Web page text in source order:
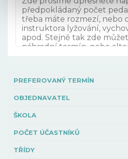
PREFEROVANÝ TERMÍN
OBJEDNAVATEL
ŠKOLA
POČET ÚČASTNÍKŮ
TŘÍDY